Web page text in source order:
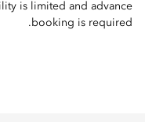
is limited and advance
booking is required.